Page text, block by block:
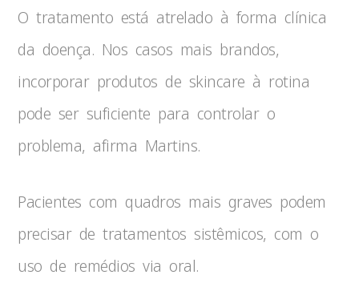
O tratamento está atrelado à forma clínica
da doença. Nos casos mais brandos,
incorporar produtos de skincare à rotina
pode ser suficiente para controlar o
problema, afirma Martins.
Pacientes com quadros mais graves podem
precisar de tratamentos sistêmicos, com o
uso de remédios via oral.